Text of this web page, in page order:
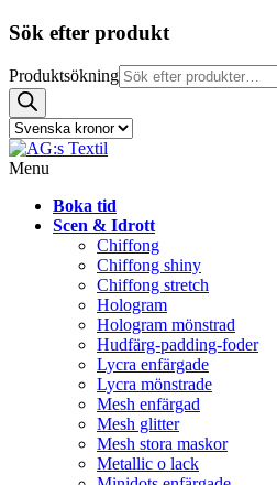
Sök efter produkt
Produktsökning
Menu
Boka tid
Scen & Idrott
Chiffong
Chiffong shiny
Chiffong stretch
Hologram
Hologram mönstrad
Hudfärg-padding-foder
Lycra enfärgade
Lycra mönstrade
Mesh enfärgad
Mesh glitter
Mesh stora maskor
Metallic o lack